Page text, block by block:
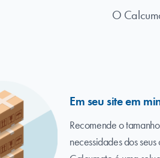
O
Em seu site em
Recomende o
necessidades dos